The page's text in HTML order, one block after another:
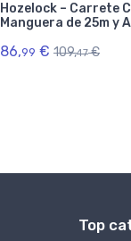
Hozelock – Carrete
Manguera de 25m y
86,99 € 109,47 €
Top